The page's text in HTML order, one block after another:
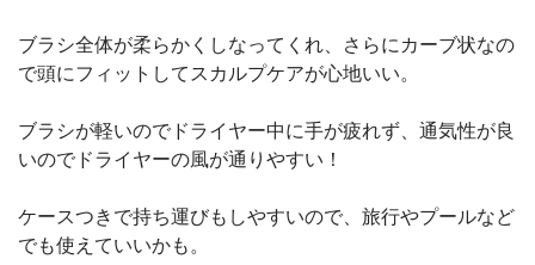
ブラシ全体が柔らかくしなってくれ、さらにカーブ状なの
で頭にフィットしてスカルプケアが心地いい。
ブラシが軽いのでドライヤー中に手が疲れず、通気性が良
いのでドライヤーの風が通りやすい！
ケースつきで持ち運びもしやすいので、旅行やプールなど
でも使えていいかも。